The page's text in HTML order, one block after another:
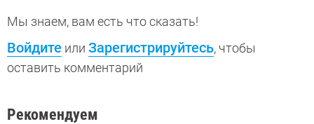
Мы знаем, вам есть что сказать!
Войдите или Зарегистрируйтесь, чтобы
оставить комментарий
Рекомендуем